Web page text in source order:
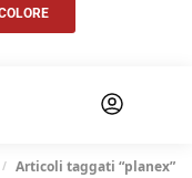
/ Articoli taggati “planex”